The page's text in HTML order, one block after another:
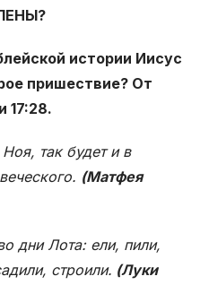
истории Иисус
пришествие? От
17:28.
так будет и в
(Матфея
дни Лота: ели, пили,
строили. (Луки